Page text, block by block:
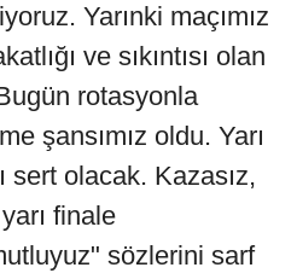
Yarınki maçımız
ve sıkıntısı olan
rotasyonla
şansımız oldu. Yarı
sert olacak. Kazasız,
finale
sözlerini sarf